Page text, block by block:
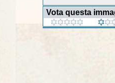
Vota questa